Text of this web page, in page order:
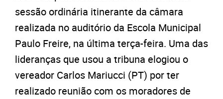
sessão ordinária itinerante da câmara
realizada no auditório da Escola Municipal
Paulo Freire, na última terça-feira. Uma das
lideranças que usou a tribuna elogiou o
vereador Carlos Mariucci (PT) por ter
realizado reunião com os moradores de